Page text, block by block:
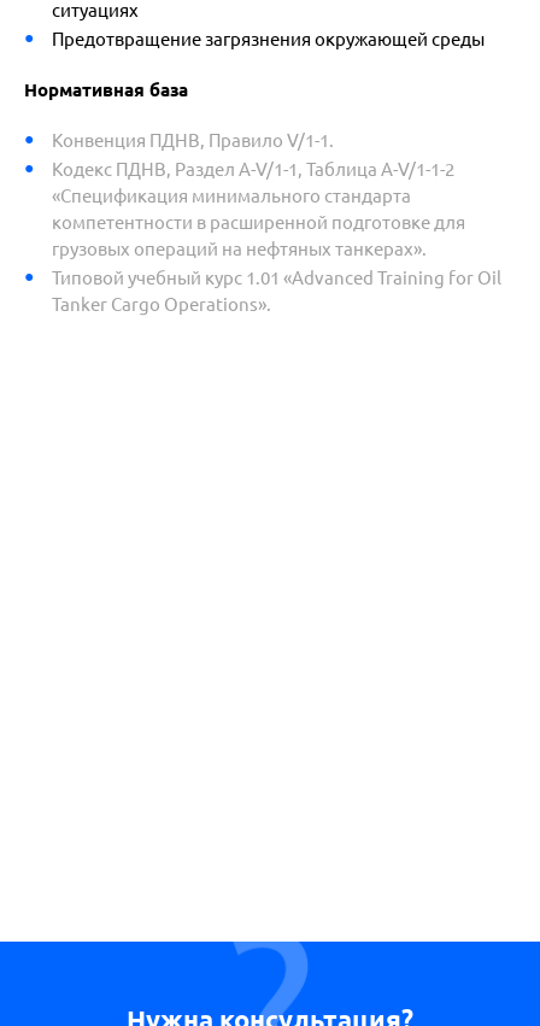
ситуациях
Предотвращение загрязнения окружающей среды
Нормативная база
Конвенция ПДНВ, Правило V/1-1.
Кодекс ПДНВ, Раздел A-V/1-1, Таблица A-V/1-1-2
«Спецификация минимального стандарта
компетентности в расширенной подготовке для
грузовых операций на нефтяных танкерах».
Типовой учебный курс 1.01 «Advanced Training for Oil
Tanker Cargo Operations».
Нужна консультация?